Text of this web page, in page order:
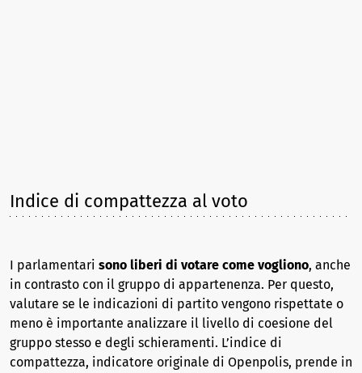
Indice di compattezza al voto
I parlamentari sono liberi di votare come vogliono, anche
in contrasto con il gruppo di appartenenza. Per questo,
valutare se le indicazioni di partito vengono rispettate o
meno è importante analizzare il livello di coesione del
gruppo stesso e degli schieramenti. L’indice di
compattezza, indicatore originale di Openpolis, prende in